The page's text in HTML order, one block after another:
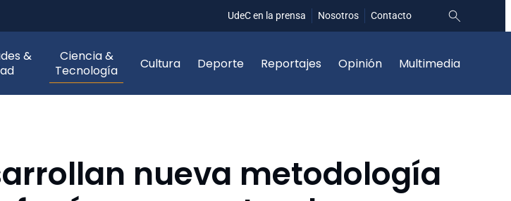
UdeC en la prensa Nosotros Contacto
&
Ciencia &
Tecnología
Cultura Deporte Reportajes Opinión Multimedia
nueva metodología